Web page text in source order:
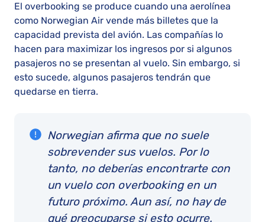
El overbooking se produce cuando una aerolínea
como Norwegian Air vende más billetes que la
capacidad prevista del avión. Las compañías lo
hacen para maximizar los ingresos por si algunos
pasajeros no se presentan al vuelo. Sin embargo, si
esto sucede, algunos pasajeros tendrán que
quedarse en tierra.
Norwegian afirma que no suele
sobrevender sus vuelos. Por lo
tanto, no deberías encontrarte con
un vuelo con overbooking en un
futuro próximo. Aun así, no hay de
qué preocuparse si esto ocurre.